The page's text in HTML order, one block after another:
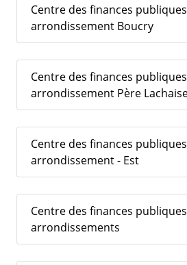
Centre des finances
arrondissement Boucry
Centre des finances
arrondissement Père
Centre des finances
arrondissement - Est
Centre des finances
arrondissements